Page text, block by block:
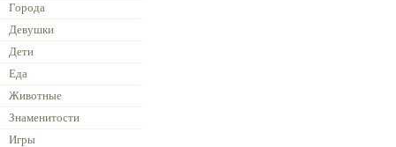
Города
Девушки
Дети
Еда
Животные
Знаменитости
Игры